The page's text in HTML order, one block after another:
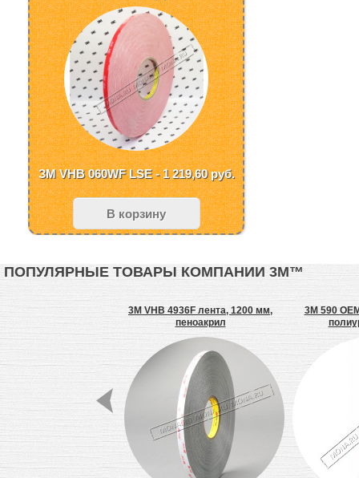
ЗМ VHB 060WF LSE - 1 219,60руб.
В корзину
ПОПУЛЯРНЫЕ ТОВАРЫ КОМПАНИИ 3М™
3M VHB 4936F лента, 1200 мм,
пеноакрил
3M 590